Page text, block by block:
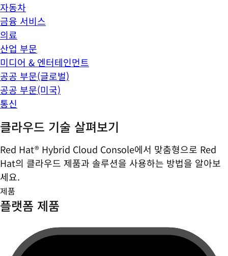
자동차
금융 서비스
의료
산업 부문
미디어 & 엔터테인먼트
공공 부문(글로벌)
공공 부문(미국)
통신
클라우드 기술 살펴보기
Red Hat® Hybrid Cloud Console에서 맞춤형으로 Red
Hat의 클라우드 제품과 솔루션을 사용하는 방법을 알아보
세요.
제품
플랫폼 제품